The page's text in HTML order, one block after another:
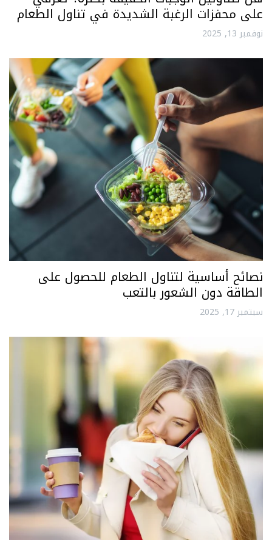
على محفزات الرغبة الشديدة في تناول الطعام
نوفمبر 13, 2025
نصائح أساسية لتناول الطعام للحصول على
الطاقة دون الشعور بالتعب
سبتمبر 17, 2025